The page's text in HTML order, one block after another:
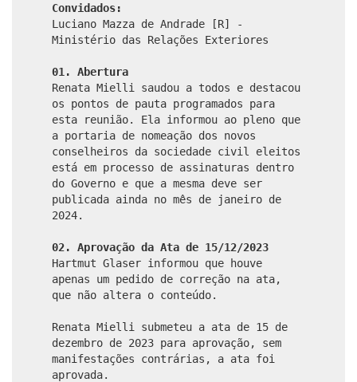
Convidados:
Luciano Mazza de Andrade [R] -
Ministério das Relações Exteriores
01. Abertura
Renata Mielli saudou a todos e destacou
os pontos de pauta programados para
esta reunião. Ela informou ao pleno que
a portaria de nomeação dos novos
conselheiros da sociedade civil eleitos
está em processo de assinaturas dentro
do Governo e que a mesma deve ser
publicada ainda no mês de janeiro de
2024.
02. Aprovação da Ata de 15/12/2023
Hartmut Glaser informou que houve
apenas um pedido de correção na ata,
que não altera o conteúdo.
Renata Mielli submeteu a ata de 15 de
dezembro de 2023 para aprovação, sem
manifestações contrárias, a ata foi
aprovada.